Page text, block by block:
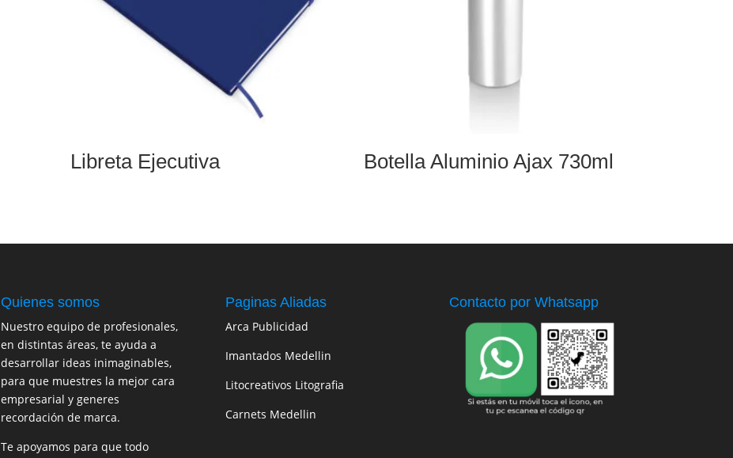
Libreta Ejecutiva Botella Aluminio Ajax 730ml
Quienes somos
Nuestro equipo de profesionales,
en distintas áreas, te ayuda a
desarrollar ideas inimaginables,
para que muestres la mejor cara
empresarial y generes
recordación de marca.
Te apoyamos para que todo
Paginas Aliadas
Arca Publicidad
Imantados Medellin
Litocreativos Litografia
Carnets Medellin
Contacto por Whatsapp